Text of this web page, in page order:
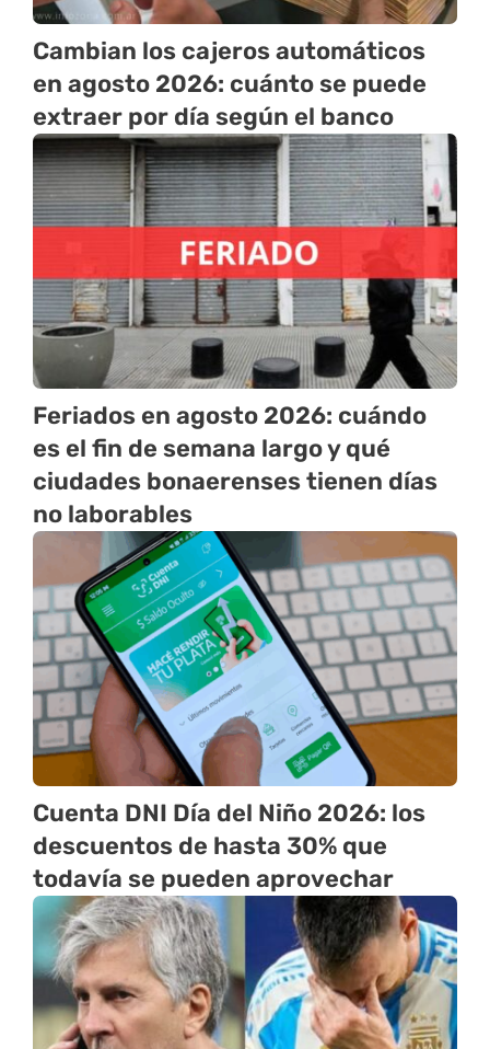
Cambian los cajeros automáticos
en agosto 2026: cuánto se puede
extraer por día según el banco
Feriados en agosto 2026: cuándo
es el fin de semana largo y qué
ciudades bonaerenses tienen días
no laborables
Cuenta DNI Día del Niño 2026: los
descuentos de hasta 30% que
todavía se pueden aprovechar